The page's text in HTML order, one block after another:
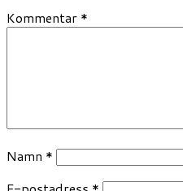
Kommentar *
Namn *